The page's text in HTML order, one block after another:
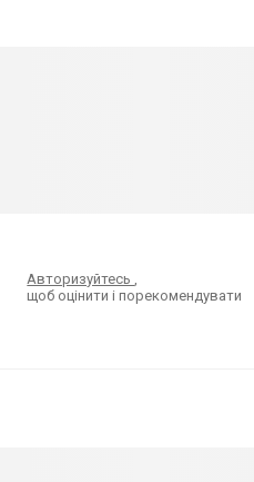
Авторизуйтесь,
щоб оцінити і порекомендувати